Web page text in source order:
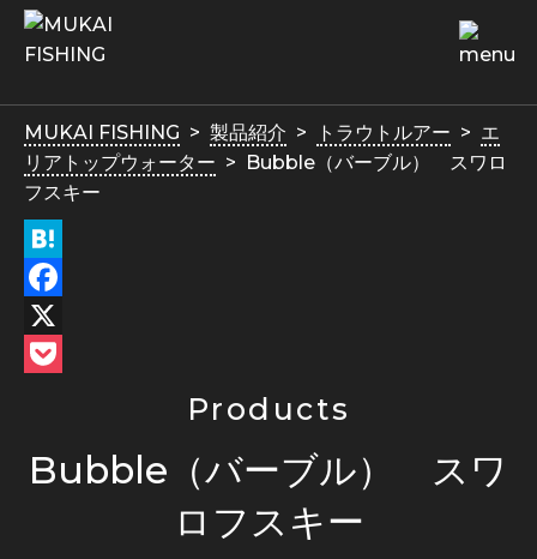
MUKAI FISHING 製品紹介 トラウトルアー
エ
リアトップウォーター
Bubble（バーブル） スワロ
フスキー
Hatena
Facebook
X
Products
Bubble（バーブル） スワ
ロフスキー